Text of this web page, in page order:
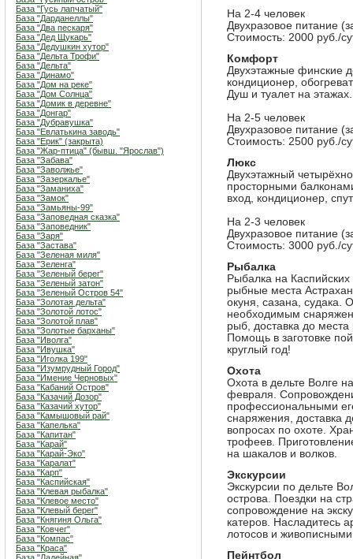
База "Гусь лапчатый"
База "Дарданеллы"
База "Два пескаря"
База "Дед Щукарь"
База "Дедушкин хутор"
База "Дельта Трофи"
База "Дельта"
База "Динамо"
База "Дом на реке"
База "Дом Солнца"
База "Домик в деревне"
База "Донгар"
База "Дубравушка"
База "Евлатькина заводь"
База "Ерик" (закрыта)
База "Жар-птица" (бывш. "Ярослав")
База "Забава"
База "Заволжье"
База "Зазеркалье"
База "Заманиха"
База "Замок"
База "Замьяны-99"
База "Заповедная сказка"
База "Заповедник"
База "Заря"
База "Застава"
База "Зеленая миля"
База "Зеленга"
База "Зеленый берег"
База "Зеленый затон"
База "Зеленый Остров 54"
База "Золотая дельта"
База "Золотой лотос"
База "Золотой плав"
База "Золотые барханы"
База "Иволга"
База "Ивушка"
База "Иголка 199"
База "Изумрудный Город"
База "Имение Черновых"
База "Кабаний Остров"
База "Казачий Дозор"
База "Казачий хутор"
База "Камышовый рай"
База "Капелька"
База "Капитан"
База "Карай"
База "Карай-Эко"
База "Каралат"
База "Карп"
База "Каспийская"
База "Клевая рыбалка"
База "Клевое место"
База "Клевый берег"
База "Княгиня Ольга"
База "Ковчег"
База "Компас"
База "Краса"
На 2-4 человек
Двухразовое питание
Стоимость: 2000 руб./
Комфорт
Двухэтажные финские
кондиционер,
Душ и туалет на
На 2-5 человек
Двухразовое питание
Стоимость: 2500 руб./
Люкс
Двухэтажный
просторными
вход, кондиционер,
На 2-3 человек
Двухразовое питание
Стоимость: 3000 руб./
Рыбалка
Рыбалка на
рыбные места
окуня, сазана, судака.
необходимым
рыб, доставка до
Помощь в заготовке
круглый год!
Охота
Охота в дельте Волге
февраля.
профессиональными
снаряжения, доставка
вопросах по охоте.
трофеев.
на шакалов и волков.
Экскурсии
Экскурсии по дельте
острова. Поездки на
сопровождение на
катеров. Насладитесь
лотосов и
Пейнтбол